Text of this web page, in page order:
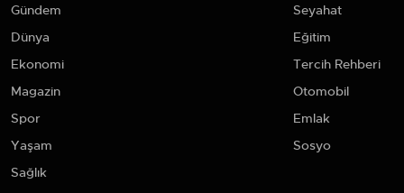
Gündem
Dünya
Ekonomi
Magazin
Spor
Yaşam
Sağlık
Seyahat
Eğitim
Tercih Rehberi
Otomobil
Emlak
Sosyo